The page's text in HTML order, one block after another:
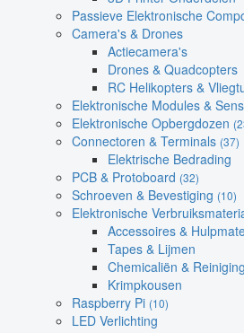
Passieve Elektronische
Camera's & Drones
Actiecamera's
Drones & Quadcopters
RC Helikopters &
Elektronische Modules &
Elektronische Opbergdozen
Connectoren & Terminals (37)
Elektrische Bedrading
PCB & Protoboard (32)
Schroeven & Bevestiging (10)
Elektronische
Accessoires &
Tapes & Lijmen
Chemicaliën & Reiniging
Krimpkousen
Raspberry Pi (10)
LED Verlichting